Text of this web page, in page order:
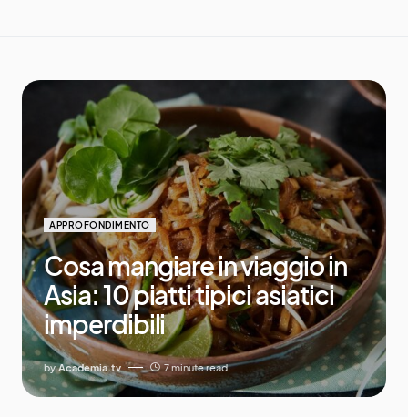
APPROFONDIMENTO
Cosa mangiare in viaggio in
Asia: 10 piatti tipici asiatici
imperdibili
by Academia.tv 7 minute read